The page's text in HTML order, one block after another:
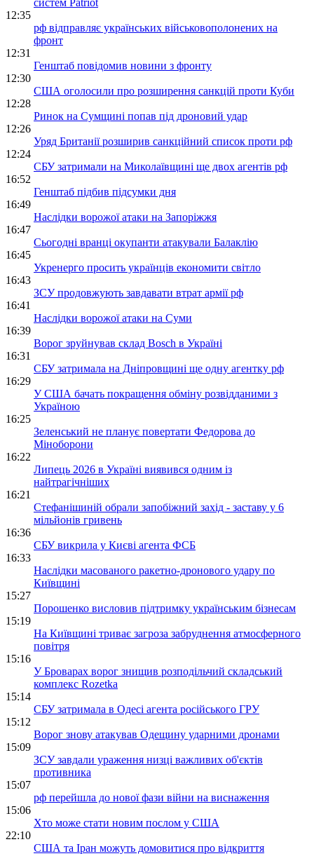
систем Patriot
12:35
рф відправляє українських військовополонених на
фронт
12:31
Генштаб повідомив новини з фронту
12:30
США оголосили про розширення санкцій проти Куби
12:28
Ринок на Сумщині попав під дроновий удар
12:26
Уряд Британії розширив санкційний список проти рф
12:24
СБУ затримали на Миколаївщині ще двох агентів рф
16:52
Генштаб підбив підсумки дня
16:49
Наслідки ворожої атаки на Запоріжжя
16:47
Сьогодні вранці окупанти атакували Балаклію
16:45
Укренерго просить українців економити світло
16:43
ЗСУ продовжують завдавати втрат армії рф
16:41
Наслідки ворожої атаки на Суми
16:39
Ворог зруйнував склад Bosch в Україні
16:31
СБУ затримала на Дніпровщині ще одну агентку рф
16:29
У США бачать покращення обміну розвідданими з
Україною
16:25
Зеленський не планує повертати Федорова до
Міноборони
16:22
Липець 2026 в Україні виявився одним із
найтрагічніших
16:21
Стефанішиній обрали запобіжний захід - заставу у 6
мільйонів гривень
16:36
СБУ викрила у Києві агента ФСБ
16:33
Наслідки масованого ракетно-дронового удару по
Київщині
15:27
Порошенко висловив підтримку українським бізнесам
15:19
На Київщині триває загроза забруднення атмосферного
повітря
15:16
У Броварах ворог знищив розподільчий складський
комплекс Rozetka
15:14
СБУ затримала в Одесі агента російського ГРУ
15:12
Ворог знову атакував Одещину ударними дронами
15:09
ЗСУ завдали ураження низці важливих об'єктів
противника
15:07
рф перейшла до нової фази війни на виснаження
15:06
Хто може стати новим послом у США
22:10
США та Іран можуть домовитися про відкриття